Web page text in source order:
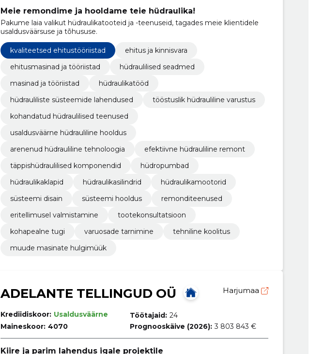
Meie remondime ja hooldame teie hüdraulika!
Pakume laia valikut hüdraulikatooteid ja -teenuseid, tagades meie klientidele
usaldusväärsuse ja tõhususe.
kvaliteetsed ehitustööriistad
ehitus ja kinnisvara
ehitusmasinad ja tööriistad
hüdraulilised seadmed
masinad ja tööriistad
hüdraulikatööd
hüdrauliliste süsteemide lahendused
tööstuslik hüdrauliline varustus
kohandatud hüdraulilised teenused
usaldusväärne hüdrauliline hooldus
arenenud hüdrauliline tehnoloogia
efektiivne hüdrauliline remont
täppishüdraulilised komponendid
hüdropumbad
hüdraulikaklapid
hüdraulikasilindrid
hüdraulikamootorid
süsteemi disain
süsteemi hooldus
remonditeenused
eritellimusel valmistamine
tootekonsultatsioon
kohapealne tugi
varuosade tarnimine
tehniline koolitus
muude masinate hulgimüük
ADELANTE TELLINGUD OÜ Harjumaa
Krediidiskoor: Usaldusväärne
Maineskoor: 4070
Töötajaid: 24
Prognooskäive (2026): 3 803 843 €
Kiire ja parim lahendus igale projektile